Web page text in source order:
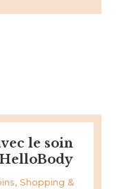
le soin
,Shopping &